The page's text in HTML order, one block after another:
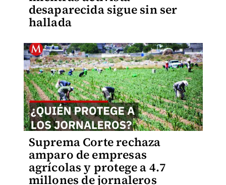
desaparecida sigue sin ser
hallada
Suprema Corte rechaza
amparo de empresas
agrícolas y protege a 4.7
millones de jornaleros